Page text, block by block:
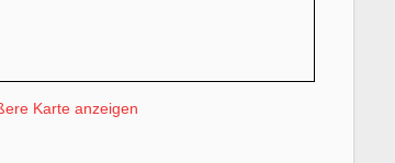
Karte anzeigen